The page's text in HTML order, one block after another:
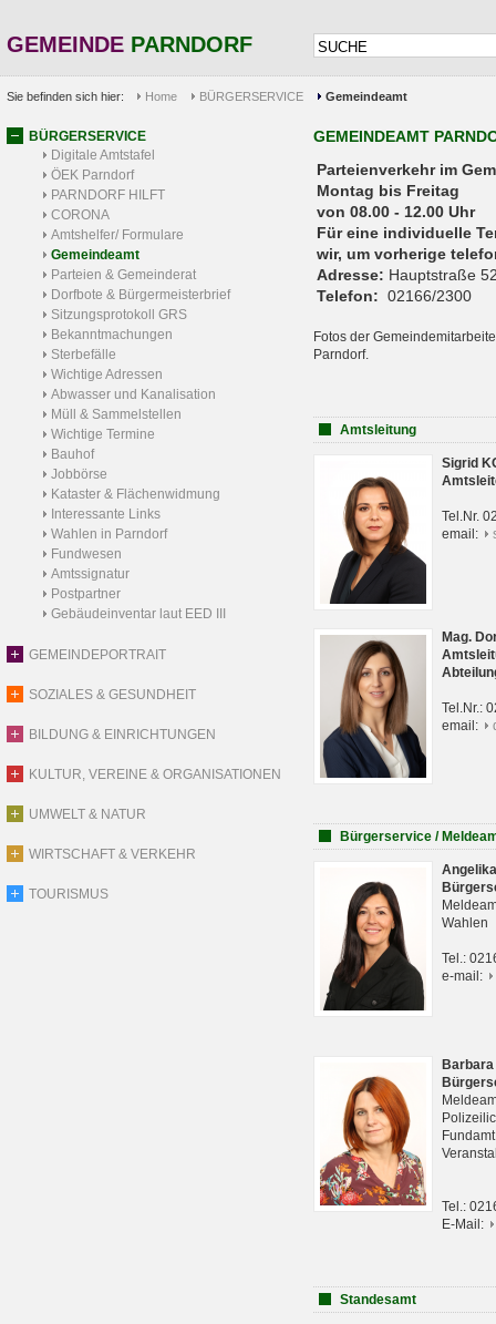
GEMEINDE PARNDORF
Sie befinden sich hier: Home BÜRGERSERVICE Gemeindeamt
BÜRGERSERVICE
Digitale Amtstafel
ÖEK Parndorf
PARNDORF HILFT
CORONA
Amtshelfer/ Formulare
Gemeindeamt
Parteien & Gemeinderat
Dorfbote & Bürgermeisterbrief
Sitzungsprotokoll GRS
Bekanntmachungen
Sterbefälle
Wichtige Adressen
Abwasser und Kanalisation
Müll & Sammelstellen
Wichtige Termine
Bauhof
Jobbörse
Kataster & Flächenwidmung
Interessante Links
Wahlen in Parndorf
Fundwesen
Amtssignatur
Postpartner
Gebäudeinventar laut EED III
GEMEINDEPORTRAIT
SOZIALES & GESUNDHEIT
BILDUNG & EINRICHTUNGEN
KULTUR, VEREINE & ORGANISATIONEN
UMWELT & NATUR
WIRTSCHAFT & VERKEHR
TOURISMUS
GEMEINDEAMT
Parteienverkehr
Montag bis Freitag
von 08.00 - 12.00 Uhr
Für eine individuelle
wir, um vorherige
Adresse: Hauptstraße
Telefon: 02166/2300
Fotos der
Parndorf.
Amtsleitung
Sigrid
Tel.Nr.
email:
Mag.
Tel.Nr.:
email:
Bürgerservice /
Wahlen
Tel.:
e-mail:
Tel.:
E-Mail:
Standesamt